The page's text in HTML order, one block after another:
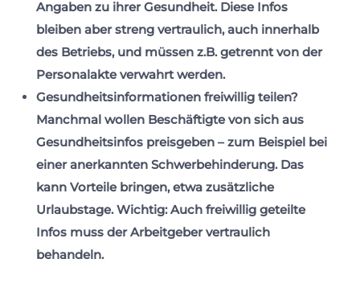
Angaben zu ihrer Gesundheit. Diese Infos
bleiben aber streng vertraulich, auch innerhalb
des Betriebs, und müssen z.B. getrennt von der
Personalakte verwahrt werden.
Gesundheitsinformationen freiwillig teilen?
Manchmal wollen Beschäftigte von sich aus
Gesundheitsinfos preisgeben – zum Beispiel bei
einer anerkannten Schwerbehinderung. Das
kann Vorteile bringen, etwa zusätzliche
Urlaubstage. Wichtig: Auch freiwillig geteilte
Infos muss der Arbeitgeber vertraulich
behandeln.